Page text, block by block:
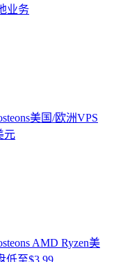
业务
美国/欧洲VPS
元
AMD Ryzen美